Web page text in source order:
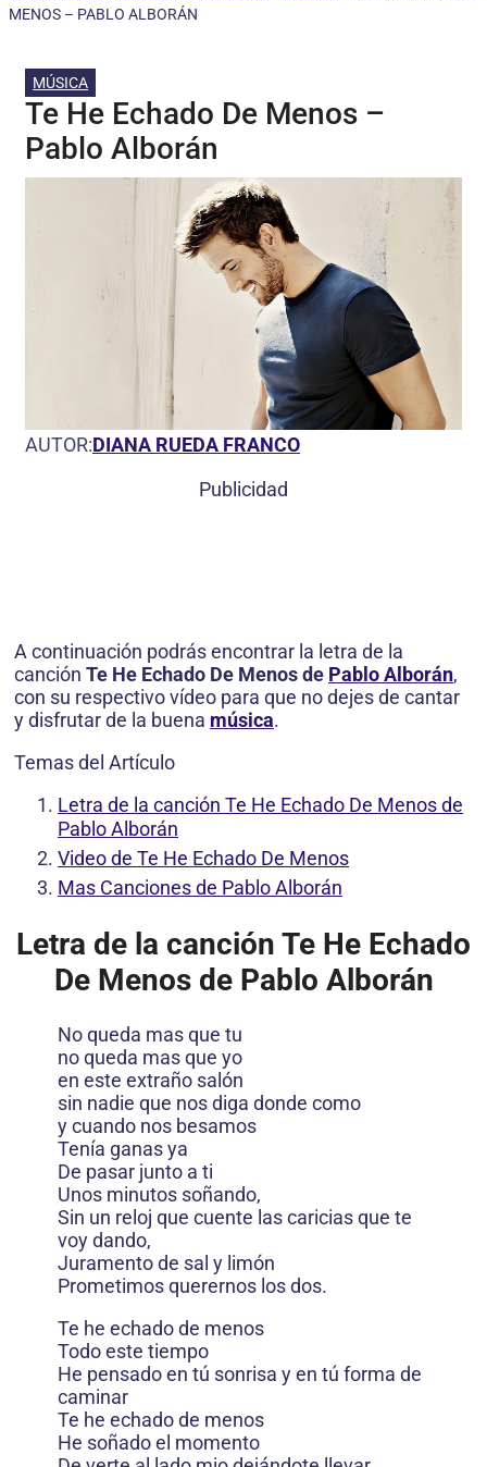
MENOS – PABLO ALBORÁN
MÚSICA
Te He Echado De Menos –
Pablo Alborán
AUTOR:DIANA RUEDA FRANCO
Publicidad
A continuación podrás encontrar la letra de la
canción Te He Echado De Menos de Pablo Alborán,
con su respectivo vídeo para que no dejes de cantar
y disfrutar de la buena música.
Temas del Artículo
Letra de la canción Te He Echado De Menos de
Pablo Alborán
Video de Te He Echado De Menos
Mas Canciones de Pablo Alborán
Letra de la canción Te He Echado
De Menos de Pablo Alborán
No queda mas que tu
no queda mas que yo
en este extraño salón
sin nadie que nos diga donde como
y cuando nos besamos
Tenía ganas ya
De pasar junto a ti
Unos minutos soñando,
Sin un reloj que cuente las caricias que te
voy dando,
Juramento de sal y limón
Prometimos querernos los dos.
Te he echado de menos
Todo este tiempo
He pensado en tú sonrisa y en tú forma de
caminar
Te he echado de menos
He soñado el momento